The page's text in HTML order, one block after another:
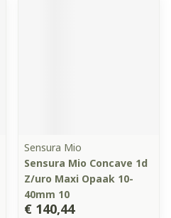
Sensura Mio
Sensura Mio Concave 1d
Z/uro Maxi Opaak 10-
40mm 10
€ 140,44